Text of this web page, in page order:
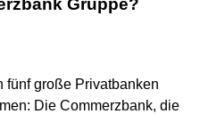
Gruppe?
fünf große Privatbanken
Die Commerzbank, die